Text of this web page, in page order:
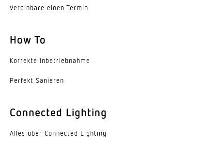
50000 Std
> 60000 Std
Lichtstromrückgang nach LM80
L70B10
Ohne
LED Kühlsystem
Vereinbare einen Termin
How To
Korrekte Inbe­trieb­nahme
Perfekt Sanieren
Connected Lighting
Alles über Connected Lighting